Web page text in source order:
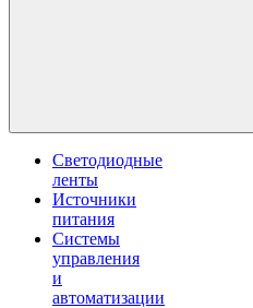
Светодиодные
ленты
Источники
питания
Системы
управления
и
автоматизации